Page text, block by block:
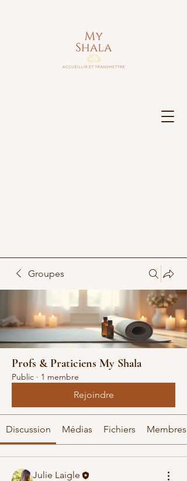
Groupes
Profs & Praticiens My Shala
Public · 1 membre
Rejoindre
Discussion Médias Fichiers Membres
Julie Laigle